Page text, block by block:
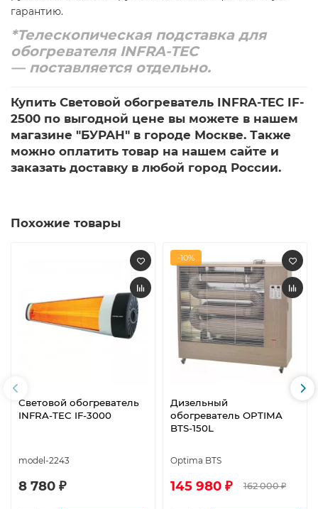
гарантию.
*Телескопическая подставка для
обогревателя INFRA-TEC
— поставляется отдельно.
Купить Световой обогреватель INFRA-TEC IF-
2500 по выгодной цене вы можете в нашем
магазине "БУРАН" в городе Москве. Также
можно оплатить товар на нашем сайте и
заказать доставку в любой город России.
Похожие товары
Световой обогреватель
INFRA-TEC IF-3000
model-2243
8 780 ₽
-10%
Дизельный
обогреватель OPTIMA
BTS-150L
Optima BTS
145 980 ₽ 162 000 ₽